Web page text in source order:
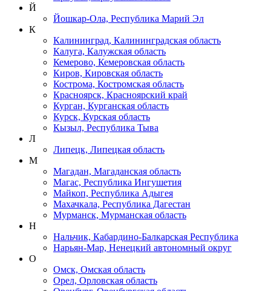
Й
Йошкар-Ола, Республика Марий Эл
К
Калининград, Калининградская область
Калуга, Калужская область
Кемерово, Кемеровская область
Киров, Кировская область
Кострома, Костромская область
Красноярск, Красноярский край
Курган, Курганская область
Курск, Курская область
Кызыл, Республика Тыва
Л
Липецк, Липецкая область
М
Магадан, Магаданская область
Магас, Республика Ингушетия
Майкоп, Республика Адыгея
Махачкала, Республика Дагестан
Мурманск, Мурманская область
Н
Нальчик, Кабардино-Балкарская Республика
Нарьян-Мар, Ненецкий автономный округ
О
Омск, Омская область
Орел, Орловская область